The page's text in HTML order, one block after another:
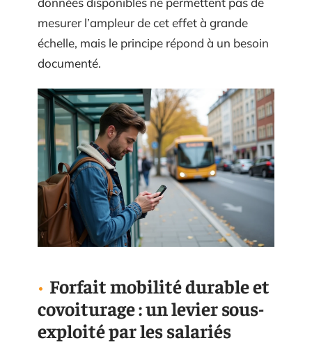
mesurer l’ampleur de cet effet à grande
échelle, mais le principe répond à un besoin
documenté.
Forfait mobilité durable et
covoiturage : un levier sous-
exploité par les salariés